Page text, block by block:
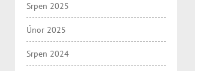
Srpen 2025
Únor 2025
Srpen 2024